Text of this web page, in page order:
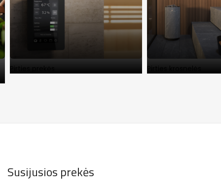
Pirties prekės Pirties krosnelės
Susijusios prekės